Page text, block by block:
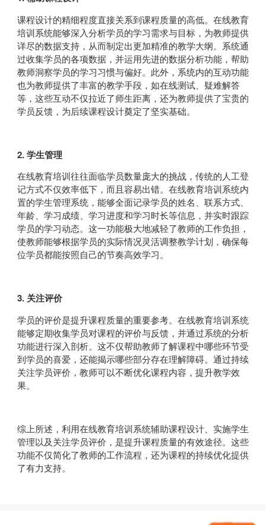
课程设计的精细程度直接关系到课程质量的高低。在线教育
培训系统能够深入分析学员的学习需求与目标，为教师提供
详尽的数据支持，从而制定出更加精准的教学大纲。系统通
过收集学员的各项数据，并运用先进的数据分析功能，帮助
教师洞察学员的学习习惯与偏好。此外，系统内的互动功能
也为教师提供了丰富的教学手段，如在线测试、疑难解答
等，这些互动不仅拉近了师生距离，还为教师提供了宝贵的
学员反馈，为后续课程设计奠定了坚实基础。
2. 学生管理
在线教育培训往往面临学员数量庞大的挑战，传统的人工登
记方式不仅效率低下，而且容易出错。在线教育培训系统内
置的学生管理系统，能够全面记录学员的姓名、联系方式、
年龄、学习成绩、学习进度和学习时长等信息，并实时跟踪
学员的学习动态。这一功能极大地减轻了教师的工作负担，
使教师能够根据学员的实际情况灵活调整教学计划，确保每
位学员都能按照自己的节奏高效学习。
3. 关注评价
学员的评价是提升课程质量的重要参考。在线教育培训系统
能够定期收集学员对课程的评价与反馈，并通过系统的分析
功能进行深入剖析。这不仅帮助教师了解课程中哪些环节受
到学员的喜爱，还能揭示哪些部分存在理解障碍。通过持续
关注学员评价，教师可以不断优化课程内容，提升教学效
果。
综上所述，利用在线教育培训系统辅助课程设计、实施学生
管理以及关注学员评价，是提升课程质量的有效途径。这些
功能不仅简化了教师的工作流程，还为课程的持续优化提供
了有力支持。